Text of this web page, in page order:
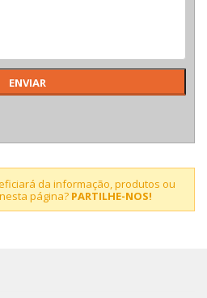
da informação, produtos ou
página? PARTILHE-NOS!